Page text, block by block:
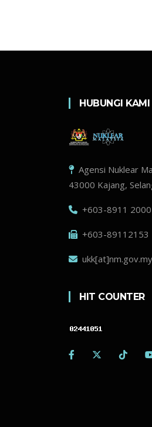
HUBUNGI KAMI
Agensi Nuklear
43000 Kajang,
+603-8911 2000
+603-89112153
ukk[at]nm.gov.my
HIT COUNTER